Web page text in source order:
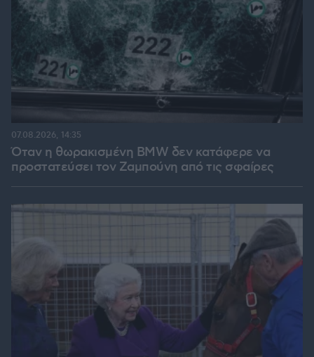
Όταν η θωρακισμένη BMW δεν κατάφερε να
προστατεύσει τον Ζαμπούνη από τις σφαίρες
07.08.2026, 14:35